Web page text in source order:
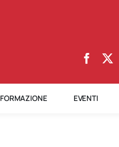
FORMAZIONE EVENTI